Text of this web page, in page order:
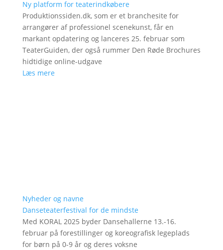
Ny platform for teaterindkøbere
Produktionssiden.dk, som er et branchesite for
arrangører af professionel scenekunst, får en
markant opdatering og lanceres 25. februar som
TeaterGuiden, der også rummer Den Røde Brochures
hidtidige online-udgave
Læs mere
Nyheder og navne
Danseteaterfestival for de mindste
Med KORAL 2025 byder Dansehallerne 13.-16.
februar på forestillinger og koreografisk legeplads
for børn på 0-9 år og deres voksne